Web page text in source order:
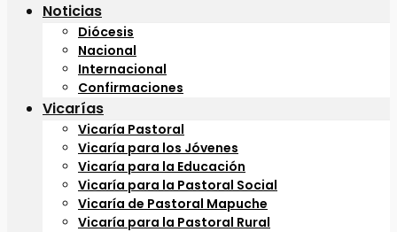
Noticias
Diócesis
Nacional
Internacional
Confirmaciones
Vicarías
Vicaría Pastoral
Vicaría para los Jóvenes
Vicaría para la Educación
Vicaría para la Pastoral Social
Vicaría de Pastoral Mapuche
Vicaría para la Pastoral Rural